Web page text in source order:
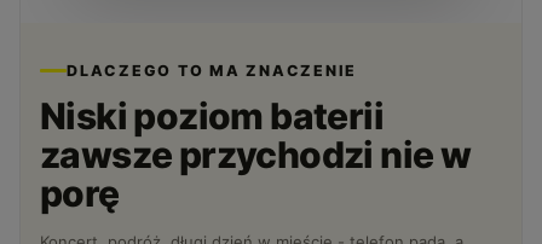
DLACZEGO TO MA ZNACZENIE
Niski poziom baterii
zawsze przychodzi nie w
porę